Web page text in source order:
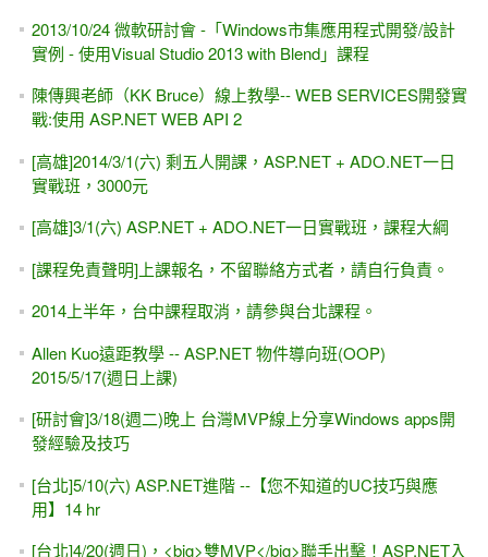
2013/10/24 微軟研討會 -「Windows市集應用程式開發/設計
實例 - 使用Visual Studio 2013 with Blend」課程
陳傳興老師（KK Bruce）線上教學-- WEB SERVICES開發實
戰:使用 ASP.NET WEB API 2
[高雄]2014/3/1(六) 剩五人開課，ASP.NET + ADO.NET一日
實戰班，3000元
[高雄]3/1(六) ASP.NET + ADO.NET一日實戰班，課程大綱
[課程免責聲明]上課報名，不留聯絡方式者，請自行負責。
2014上半年，台中課程取消，請參與台北課程。
Allen Kuo遠距教學 -- ASP.NET 物件導向班(OOP)
2015/5/17(週日上課)
[研討會]3/18(週二)晚上 台灣MVP線上分享Windows apps開
發經驗及技巧
[台北]5/10(六) ASP.NET進階 --【您不知道的UC技巧與應
用】14 hr
[台北]4/20(週日)，<big>雙MVP</big>聯手出擊！ASP.NET入